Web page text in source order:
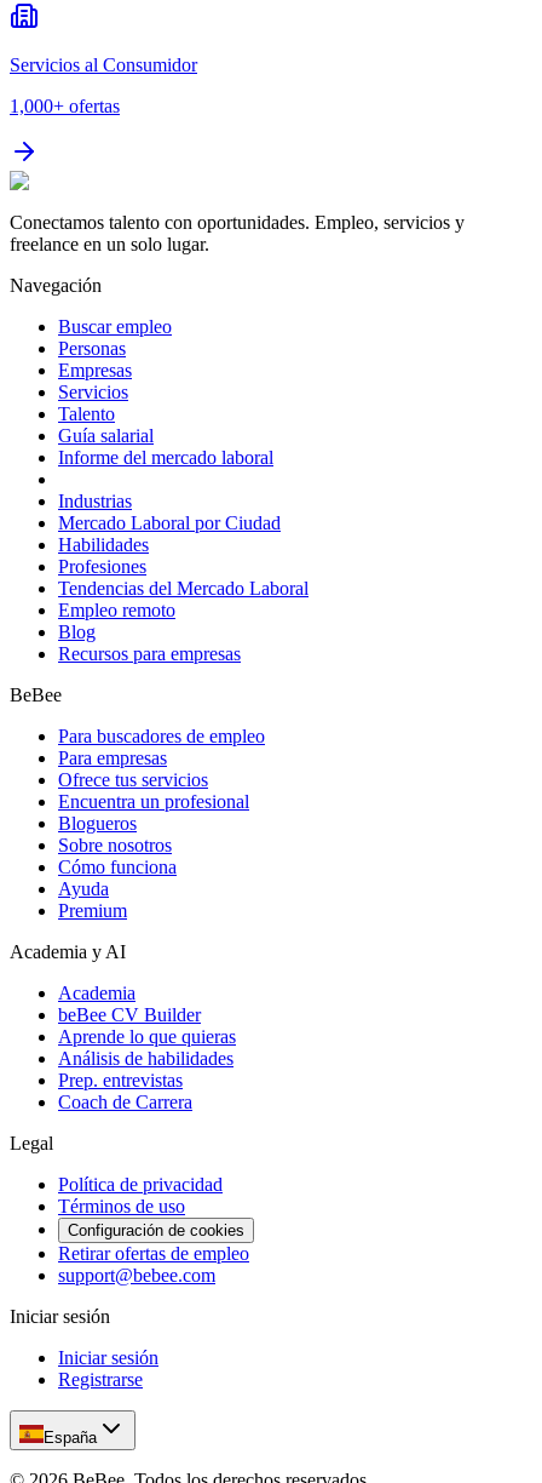
Servicios al Consumidor
1,000+ ofertas
Conectamos talento con oportunidades. Empleo, servicios y
freelance en un solo lugar.
Navegación
Buscar empleo
Personas
Empresas
Servicios
Talento
Guía salarial
Informe del mercado laboral
Industrias
Mercado Laboral por Ciudad
Habilidades
Profesiones
Tendencias del Mercado Laboral
Empleo remoto
Blog
Recursos para empresas
BeBee
Para buscadores de empleo
Para empresas
Ofrece tus servicios
Encuentra un profesional
Blogueros
Sobre nosotros
Cómo funciona
Ayuda
Premium
Academia y AI
Academia
beBee CV Builder
Aprende lo que quieras
Análisis de habilidades
Prep. entrevistas
Coach de Carrera
Legal
Política de privacidad
Términos de uso
Configuración de cookies
Retirar ofertas de empleo
support@bebee.com
Iniciar sesión
Iniciar sesión
Registrarse
España